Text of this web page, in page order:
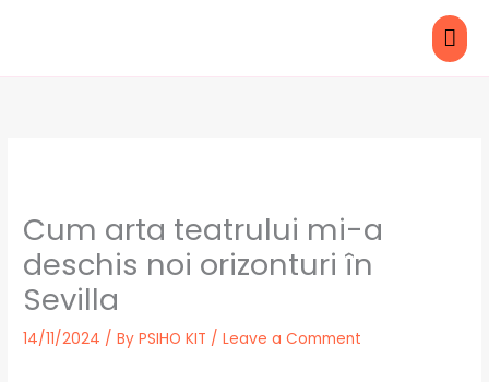
Cum arta teatrului mi-a
deschis noi orizonturi în
Sevilla
14/11/2024 / ByPSIHO KIT /Leave a Comment